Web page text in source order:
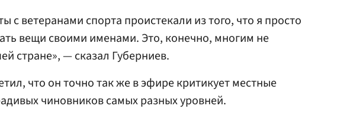
с ветеранами спорта проистекали из того, что я просто
вещи своими именами. Это, конечно, многим не
стране», — сказал Губерниев.
что он точно так же в эфире критикует местные
чиновников самых разных уровней.